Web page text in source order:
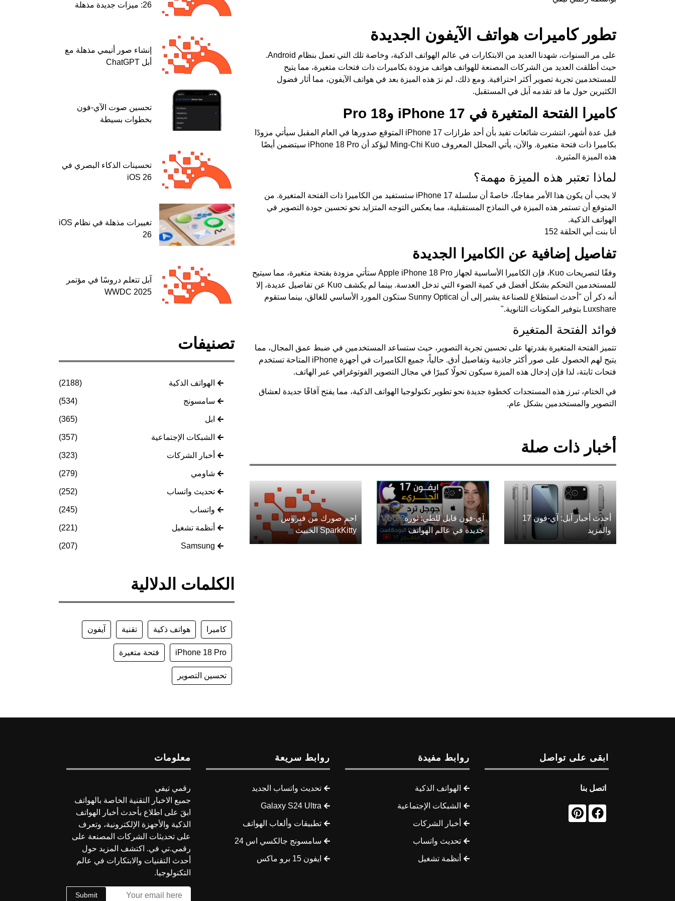
تطور كاميرات هواتف الآيفون الجديدة
على مر السنوات، شهدنا العديد من الابتكارات في عالم الهواتف الذكية، وخاصة تلك التي تعمل بنظام Android.
حيث أطلقت العديد من الشركات المصنعة للهواتف هواتف مزودة بكاميرات ذات فتحات متغيرة، مما يتيح
للمستخدمين تجربة تصوير أكثر احترافية. ومع ذلك، لم نرَ هذه الميزة بعد في هواتف الآيفون، مما أثار فضول
الكثيرين حول ما قد تقدمه آبل في المستقبل.
كاميرا الفتحة المتغيرة في iPhone 17 و18 Pro
قبل عدة أشهر، انتشرت شائعات تفيد بأن أحد طرازات iPhone 17 المتوقع صدورها في العام المقبل سيأتي مزودًا
بكاميرا ذات فتحة متغيرة. والآن، يأتي المحلل المعروف Ming-Chi Kuo ليؤكد أن iPhone 18 Pro سيتضمن أيضًا
هذه الميزة المثيرة.
لماذا تعتبر هذه الميزة مهمة؟
لا يجب أن يكون هذا الأمر مفاجئًا، خاصةً أن سلسلة iPhone 17 ستستفيد من الكاميرا ذات الفتحة المتغيرة. من
المتوقع أن تستمر هذه الميزة في النماذج المستقبلية، مما يعكس التوجه المتزايد نحو تحسين جودة التصوير في
الهواتف الذكية.
أنا بنت أبي الحلقة 152
تفاصيل إضافية عن الكاميرا الجديدة
وفقًا لتصريحات Kuo، فإن الكاميرا الأساسية لجهاز Apple iPhone 18 Pro ستأتي مزودة بفتحة متغيرة، مما سيتيح
للمستخدمين التحكم بشكل أفضل في كمية الضوء التي تدخل العدسة. بينما لم يكشف Kuo عن تفاصيل عديدة، إلا
أنه ذكر أن "أحدث استطلاع للصناعة يشير إلى أن Sunny Optical ستكون المورد الأساسي للغالق، بينما ستقوم
Luxshare بتوفير المكونات الثانوية."
فوائد الفتحة المتغيرة
تتميز الفتحة المتغيرة بقدرتها على تحسين تجربة التصوير، حيث ستساعد المستخدمين في ضبط عمق المجال، مما
يتيح لهم الحصول على صور أكثر جاذبية وتفاصيل أدق. حالياً، جميع الكاميرات في أجهزة iPhone المتاحة تستخدم
فتحات ثابتة، لذا فإن إدخال هذه الميزة سيكون تحولًا كبيرًا في مجال التصوير الفوتوغرافي عبر الهاتف.
في الختام، تبرز هذه المستجدات كخطوة جديدة نحو تطوير تكنولوجيا الهواتف الذكية، مما يفتح آفاقًا جديدة لعشاق
التصوير والمستخدمين بشكل عام.
أخبار ذات صلة
أحدث أخبار آبل: آي-فون 17
والمزيد
آي-فون قابل للطي: ثورة
جديدة في عالم الهواتف
احمِ صورك من فيروس
SparkKitty الخبيث
26: ميزات جديدة مذهلة
إنشاء صور أنيمي مذهلة مع
أبل ChatGPT
تحسين صوت الآي-فون
بخطوات بسيطة
تحسينات الذكاء البصري في
iOS 26
تغييرات مذهلة في نظام iOS
26
آبل تتعلم دروسًا في مؤتمر
WWDC 2025
تصنيفات
الهواتف الذكية (2188)
سامسونج (534)
ابل (365)
الشبكات الإجتماعية (357)
أخبار الشركات (323)
شاومي (279)
تحديث واتساب (252)
واتساب (245)
أنظمة تشغيل (221)
Samsung
(207)
الكلمات الدلالية
كاميرا هواتف ذكية تقنية آيفون
iPhone 18 Pro فتحة متغيرة
تحسين التصوير
ابقى على تواصل
اتصل بنا
روابط مفيدة
الهواتف الذكية
الشبكات الإجتماعية
أخبار الشركات
تحديث واتساب
أنظمة تشغيل
روابط سريعة
تحديث واتساب الجديد
Galaxy S24 Ultra
تطبيقات وألعاب الهواتف
سامسونج جالكسي اس 24
ايفون 15 برو ماكس
معلومات
رقمي تيفي
جميع الاخبار التقنية الخاصة بالهواتف
ابقَ على اطلاع بأحدث أخبار الهواتف
الذكية والأجهزة الإلكترونية، وتعرف
على تحديثات الشركات المصنعة على
رقمي.تي في. اكتشف المزيد حول
أحدث التقنيات والابتكارات في عالم
التكنولوجيا.
Submit